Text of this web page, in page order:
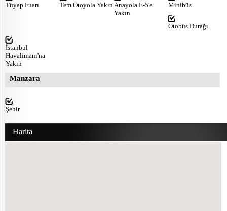
Tüyap Fuarı Tem Otoyola Yakın Anayola E-5'e
Yakın
Minibüs
Otobüs Durağı
İstanbul
Havalimanı'na
Yakın
Manzara
Şehir
Harita